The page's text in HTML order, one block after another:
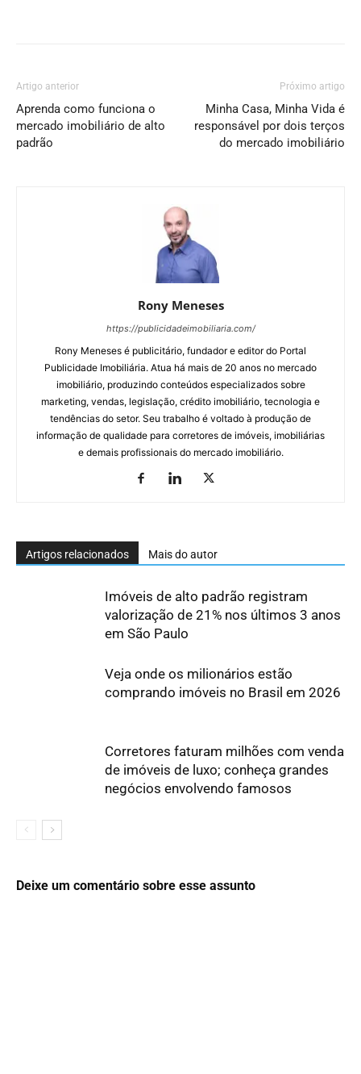
Artigo anterior
Aprenda como funciona o
mercado imobiliário de alto
padrão
Próximo artigo
Minha Casa, Minha Vida é
responsável por dois terços
do mercado imobiliário
Rony Meneses
https://publicidadeimobiliaria.com/
Rony Meneses é publicitário, fundador e editor do Portal
Publicidade Imobiliária. Atua há mais de 20 anos no mercado
imobiliário, produzindo conteúdos especializados sobre
marketing, vendas, legislação, crédito imobiliário, tecnologia e
tendências do setor. Seu trabalho é voltado à produção de
informação de qualidade para corretores de imóveis, imobiliárias
e demais profissionais do mercado imobiliário.
Artigos relacionados Mais do autor
Imóveis de alto padrão registram
valorização de 21% nos últimos 3 anos
em São Paulo
Veja onde os milionários estão
comprando imóveis no Brasil em 2026
Corretores faturam milhões com venda
de imóveis de luxo; conheça grandes
negócios envolvendo famosos
Deixe um comentário sobre esse assunto